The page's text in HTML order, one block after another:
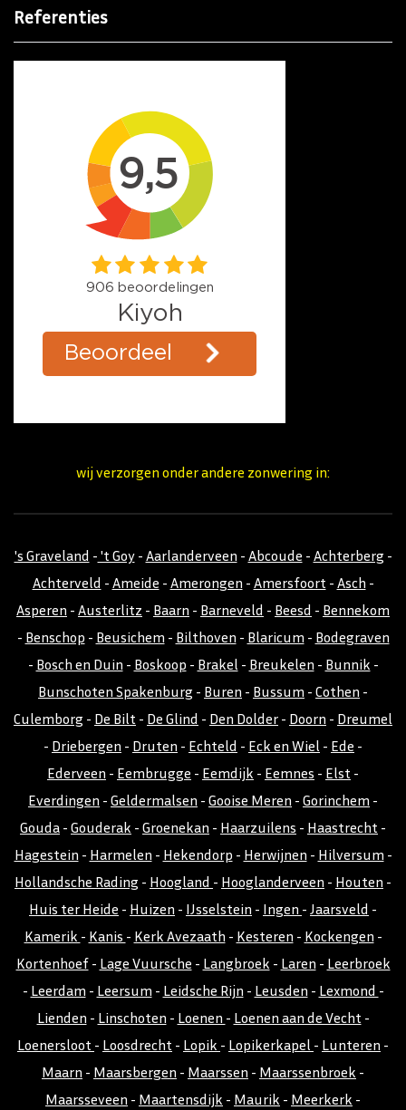
Referenties
wij verzorgen onder andere zonwering in:
's Graveland - 't Goy- Aarlanderveen - Abcoude - Achterberg -
Achterveld - Ameide - Amerongen - Amersfoort- Asch -
Asperen - Austerlitz - Baarn - Barneveld - Beesd - Bennekom
- Benschop - Beusichem - Bilthoven - Blaricum - Bodegraven
- Bosch en Duin - Boskoop - Brakel - Breukelen - Bunnik -
Bunschoten Spakenburg - Buren - Bussum - Cothen -
Culemborg - De Bilt - De Glind - Den Dolder - Doorn - Dreumel
- Driebergen - Druten - Echteld - Eck en Wiel - Ede -
Ederveen - Eembrugge - Eemdijk - Eemnes - Elst -
Everdingen - Geldermalsen - Gooise Meren - Gorinchem -
Gouda - Gouderak - Groenekan - Haarzuilens - Haastrecht -
Hagestein - Harmelen - Hekendorp - Herwijnen - Hilversum -
Hollandsche Rading - Hoogland - Hooglanderveen - Houten -
Huis ter Heide - Huizen - IJsselstein - Ingen - Jaarsveld -
Kamerik - Kanis - Kerk Avezaath - Kesteren - Kockengen -
Kortenhoef- Lage Vuursche - Langbroek - Laren - Leerbroek
- Leerdam - Leersum - Leidsche Rijn - Leusden - Lexmond -
Lienden - Linschoten - Loenen - Loenen aan de Vecht-
Loenersloot - Loosdrecht - Lopik - Lopikerkapel - Lunteren -
Maarn - Maarsbergen - Maarssen - Maarssenbroek -
Maarsseveen - Maartensdijk - Maurik - Meerkerk -